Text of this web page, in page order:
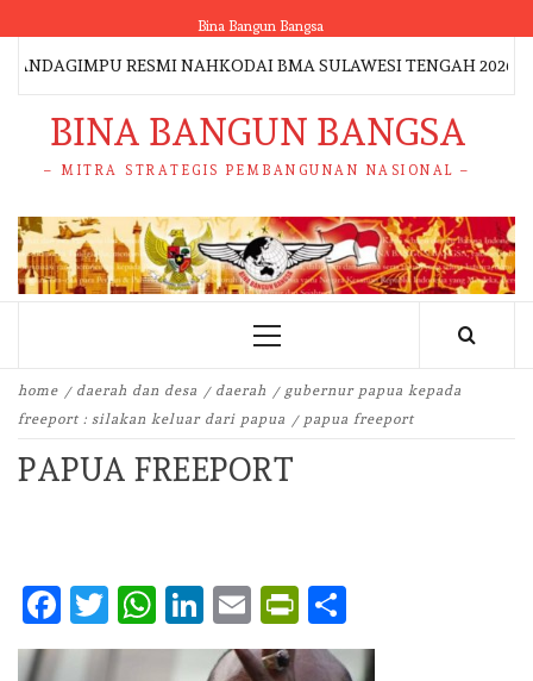
to
content
Bina Bangun Bangsa
RESMI NAHKODAI BMA SULAWESI TENGAH 2026–2031,
BINA BANGUN BANGSA
– MITRA STRATEGIS PEMBANGUNAN NASIONAL –
Primary
home daerah dan desa daerah
gubernur papua kepada
freeport : silakan keluar dari papua
papua freeport
PAPUA FREEPORT
Facebook
Twitter
WhatsApp
LinkedIn
EmailPrintFriendly